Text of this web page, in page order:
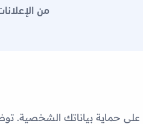
من
حماية بياناتك الشخصية.